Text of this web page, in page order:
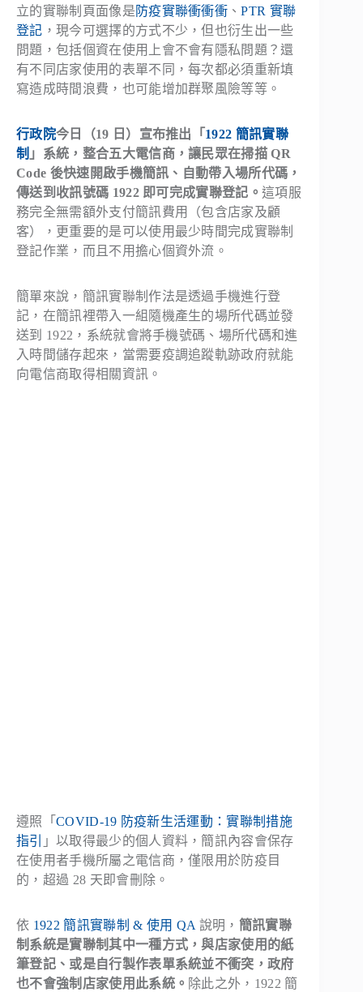
立的實聯制頁面像是 防疫實聯衝衝衝 、PTR 實聯
登記 ，現今可選擇的方式不少，但也衍生出一些
問題，包括個資在使用上會不會有隱私問題？還
有不同店家使用的表單不同，每次都必須重新填
寫造成時間浪費，也可能增加群聚風險等等。
行政院今日（19 日）宣布推出「 1922 簡訊實聯
制 」系統，整合五大電信商，讓民眾在掃描 QR
Code 後快速開啟手機簡訊、自動帶入場所代碼，
傳送到收訊號碼 1922 即可完成實聯登記。這項服
務完全無需額外支付簡訊費用（包含店家及顧
客），更重要的是可以使用最少時間完成實聯制
登記作業，而且不用擔心個資外流。
簡單來說，簡訊實聯制作法是透過手機進行登
記，在簡訊裡帶入一組隨機產生的場所代碼並發
送到 1922，系統就會將手機號碼、場所代碼和進
入時間儲存起來，當需要疫調追蹤軌跡政府就能
向電信商取得相關資訊。
遵照「 COVID-19 防疫新生活運動：實聯制措施
指引
」以取得最少的個人資料，簡訊內容會保存
在使用者手機所屬之電信商，僅限用於防疫目
的，超過 28 天即會刪除。
依 1922 簡訊實聯制 & 使用 QA 說明， 簡訊實聯
制系統是實聯制其中一種方式，與店家使用的紙
筆登記、或是自行製作表單系統並不衝突，政府
也不會強制店家使用此系統。 除此之外，1922 簡